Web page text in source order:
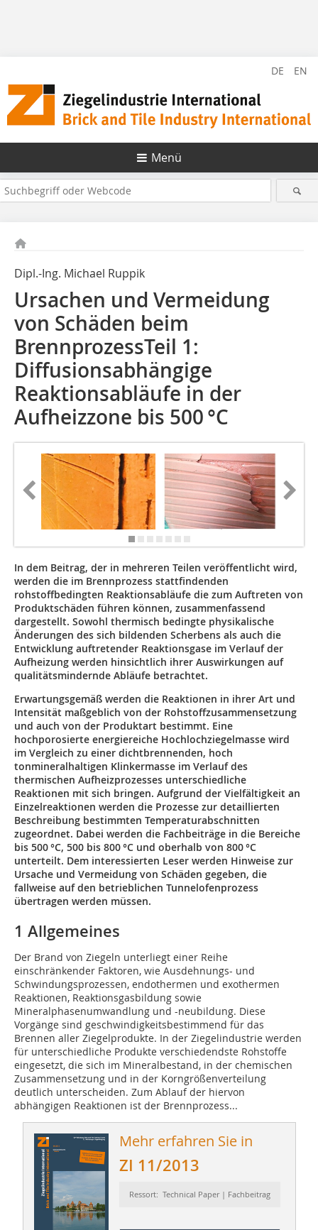
DE EN
Menü
Dipl.-Ing. Michael Ruppik
Ursachen und Vermeidung
von Schäden beim
BrennprozessTeil 1:
Diffusionsabhängige
Reaktionsabläufe in der
Aufheiz­zone bis 500 °C
In dem Beitrag, der in mehreren Teilen veröffentlicht wird,
werden die im Brennprozess stattfindenden
rohstoffbedingten Reaktionsabläufe die zum Auftreten von
Produktschäden führen können, zusammenfassend
dargestellt. Sowohl thermisch bedingte physikalische
Änderungen des sich bildenden Scherbens als auch die
Entwicklung auftretender Reaktionsgase im Verlauf der
Aufheizung werden hinsichtlich ihrer Auswirkungen auf
qualitätsmindernde Abläufe betrachtet.
Erwartungsgemäß werden die Reaktionen in ihrer Art und
Intensität maßgeblich von der Rohstoffzusammensetzung
und auch von der Produktart bestimmt. Eine
hochporosierte energiereiche Hochlochziegelmasse wird
im Vergleich zu einer dichtbrennenden, hoch
tonmineralhaltigen Klinkermasse im Verlauf des
thermischen Aufheizprozesses unterschiedliche
Reaktionen mit sich bringen. Aufgrund der Vielfältigkeit an
Einzelreaktionen werden die Prozesse zur detaillierten
Beschreibung bestimmten Temperaturabschnitten
zugeordnet. Dabei werden die Fachbeiträge in die Bereiche
bis 500 °C, 500 bis 800 °C und oberhalb von 800 °C
unterteilt. Dem interessierten Leser werden Hinweise zur
Ursache und Vermeidung von Schäden gegeben, die
fallweise auf den betrieblichen Tunnelofenprozess
übertragen werden müssen.
1 Allgemeines
Der Brand von Ziegeln unterliegt einer Reihe
einschränkender Faktoren, wie Ausdehnungs- und
Schwindungsprozessen, endothermen und exothermen
Reaktionen, Reaktionsgasbildung sowie
Mineralphasenumwandlung und -neubildung. Diese
Vorgänge sind geschwindigkeitsbestimmend für das
Brennen aller Ziegelprodukte. In der Ziegelindustrie werden
für unterschiedliche Produkte verschiedendste Rohstoffe
eingesetzt, die sich im Mineralbestand, in der chemischen
Zusammensetzung und in der Korngrößenverteilung
deutlich unterscheiden. Zum Ablauf der hiervon
abhängigen Reaktionen ist der Brennprozess...
Mehr erfahren Sie in
ZI 11/2013
Ressort: Technical Paper | Fachbeitrag